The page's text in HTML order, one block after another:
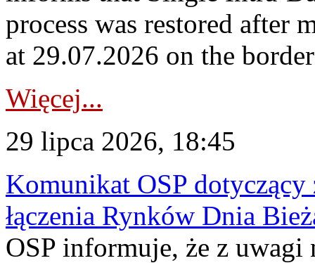
process was restored after
at 29.07.2026 on the
Więcej...
29 lipca 2026, 18:45
Komunikat OSP dotyczący
łączenia Rynków Dnia
OSP informuje, że z uwagi